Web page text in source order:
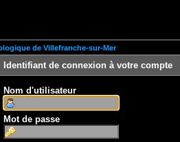
de Villefranche-sur-Mer
Identifiant de connexion à votre compte
Nom d'utilisateur
Mot de passe